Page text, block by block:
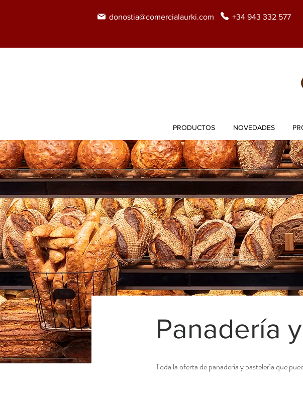
donostia@comercialaurki.com +34 943 332 577
PRODUCTOS NOVEDADES
Panadería
Toda la oferta de panadería y pastelería que